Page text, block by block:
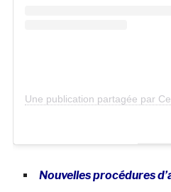
Nouvelles procédures